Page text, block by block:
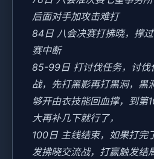
后面对手加攻击难打
84日 八会决赛打拂晓，撑
赛中断
85-99日 打讨伐任务，讨伐
战，先打黑影再打黑洞，黑
够开由衣技能回血撑，到第
大再补几下就行了，
100日 主线结束，如果打完
发拂晓交流战，打赢触发结